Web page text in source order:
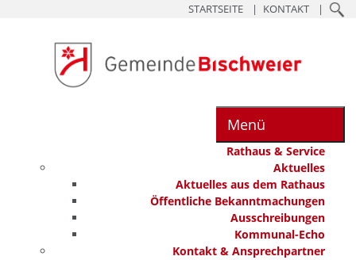
STARTSEITE KONTAKT
Menü
Rathaus & Service
Aktuelles
Aktuelles aus dem Rathaus
Öffentliche Bekanntmachungen
Ausschreibungen
Kommunal-Echo
Kontakt & Ansprechpartner